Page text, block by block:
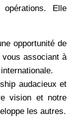
Elle
opportunité de
associant à
audacieux et
vision et notre
les autres.